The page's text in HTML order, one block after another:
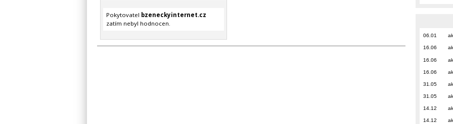
Pokytovatel bzeneckyinternet.cz
zatím nebyl hodnocen.
06.01
16.06
16.06
16.06
31.05
31.05
14.12
14.12